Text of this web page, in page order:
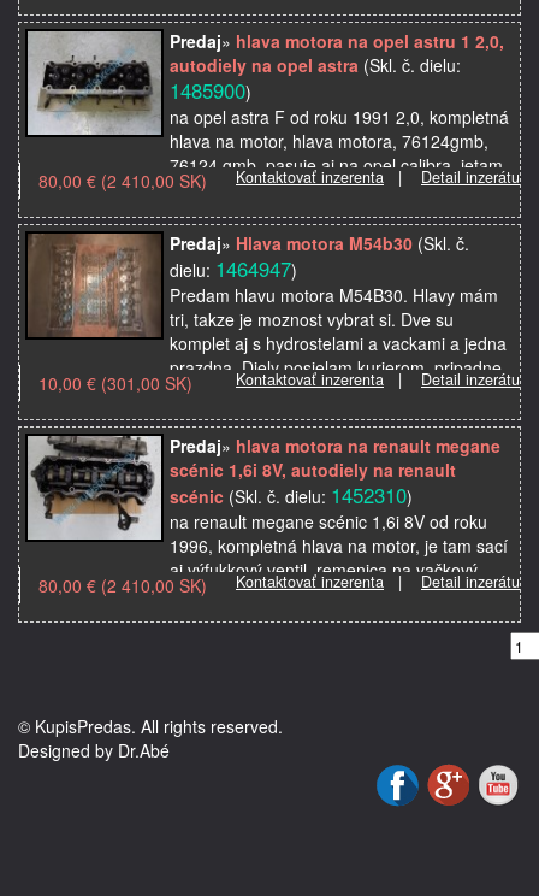
Predaj» hlava motora na opel astru 1 2,0,
autodiely na opel astra (Skl. č. dielu:
1485900)
na opel astra F od roku 1991 2,0, kompletná
hlava na motor, hlava motora, 76124gmb,
76124 gmb, pasuje aj na opel calibra, jetam
sacie aj výfukové ventily, použité originálne
autos…
Kontaktovať inzerenta | Detail inzerátu
80,00 € (2 410,00 SK)
Predaj» Hlava motora M54b30 (Skl. č.
dielu: 1464947)
Predam hlavu motora M54B30. Hlavy mám
tri, takze je moznost vybrat si. Dve su
komplet aj s hydrostelami a vackami a jedna
prazdna. Diely posielam kurierom, pripadne
postou aleb…Kontaktovať inzerenta | Detail inzerátu
10,00 € (301,00 SK)
Predaj» hlava motora na renault megane
scénic 1,6i 8V, autodiely na renault
scénic (Skl. č. dielu: 1452310)
na renault megane scénic 1,6i 8V od roku
1996, kompletná hlava na motor, je tam sací
aj výfukkový ventil, remenica na vačkový
hriadeľ, veko, víčko ventilov, použité
originálne au…
Kontaktovať inzerenta | Detail inzerátu
80,00 € (2 410,00 SK)
© KupisPredas. All rights reserved.
Designed by Dr.Abé